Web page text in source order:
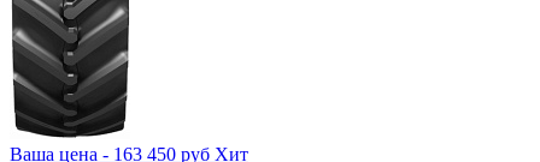
Ваша цена - 163 450 руб Хит